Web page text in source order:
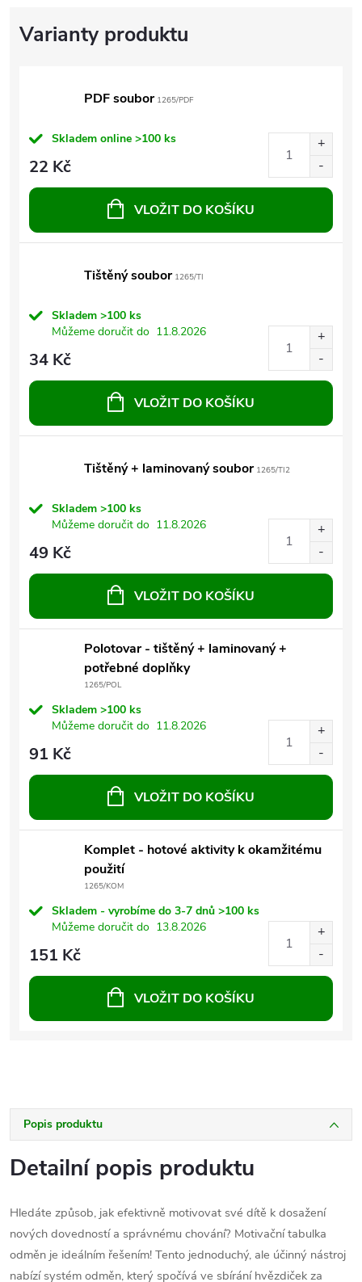
PDF soubor1265/PDF
Skladem online >100 ks
22 Kč
VLOŽIT DO KOŠÍKU
Tištěný soubor1265/TI
Skladem >100 ks
Můžeme doručit do 11.8.2026
34 Kč
VLOŽIT DO KOŠÍKU
Tištěný + laminovaný soubor1265/TI2
Skladem >100 ks
Můžeme doručit do 11.8.2026
49 Kč
VLOŽIT DO KOŠÍKU
Polotovar - tištěný + laminovaný +
potřebné doplňky
1265/POL
Skladem >100 ks
Můžeme doručit do 11.8.2026
91 Kč
VLOŽIT DO KOŠÍKU
Komplet - hotové aktivity k okamžitému
použití
1265/KOM
Skladem - vyrobíme do 3-7 dnů >100 ks
Můžeme doručit do 13.8.2026
151 Kč
VLOŽIT DO KOŠÍKU
Popis produktu
Detailní popis produktu
Hledáte způsob, jak efektivně motivovat své dítě k dosažení
nových dovedností a správnému chování? Motivační tabulka
odměn je ideálním řešením! Tento jednoduchý, ale účinný nástroj
nabízí systém odměn, který spočívá ve sbírání hvězdiček za